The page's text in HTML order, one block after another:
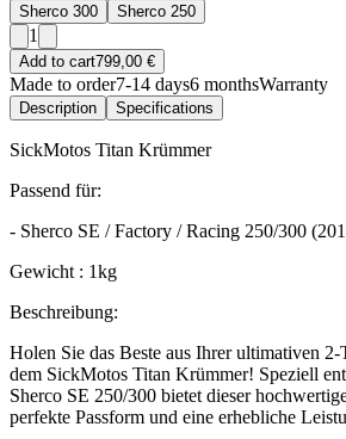
Sherco 300 Sherco 250
1
Add to cart799,00 €
Made to order7-14 days6 monthsWarranty
Description Specifications
SickMotos Titan Krümmer
Passend für:
- Sherco SE / Factory / Racing 250/300
Gewicht : 1kg
Beschreibung:
Holen Sie das Beste aus Ihrer ultimativen
dem SickMotos Titan Krümmer! Speziell
Sherco SE 250/300 bietet dieser
perfekte Passform und eine erhebliche